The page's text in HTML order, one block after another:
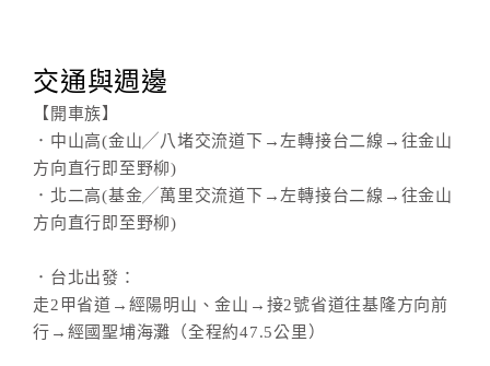
交通與週邊
【開車族】
．中山高(金山╱八堵交流道下→左轉接台二線→往金山
方向直行即至野柳)
．北二高(基金╱萬里交流道下→左轉接台二線→往金山
方向直行即至野柳)
．台北出發：
走2甲省道→經陽明山、金山→接2號省道往基隆方向前
行→經國聖埔海灘（全程約47.5公里）